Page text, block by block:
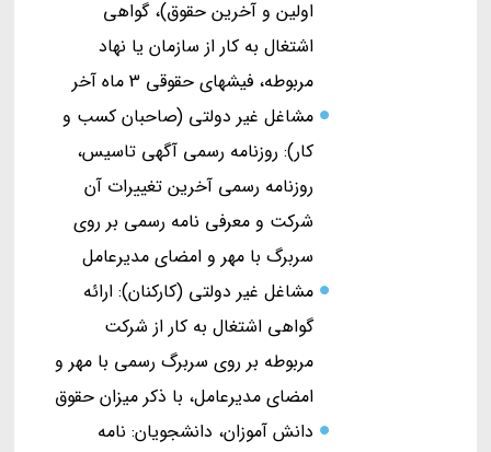
اولین و آخرین حقوق)، گواهی
اشتغال به کار از سازمان یا نهاد
مربوطه، فیشهای حقوقی 3 ماه آخر
مشاغل غیر دولتی (صاحبان کسب و
کار): روزنامه رسمی آگهی تاسیس،
روزنامه رسمی آخرین تغییرات آن
شرکت و معرفی نامه رسمی بر روی
سربرگ با مهر و امضای مدیرعامل
مشاغل غیر دولتی (کارکنان): ارائه
گواهی اشتغال به کار از شرکت
مربوطه بر روی سربرگ رسمی با مهر و
امضای مدیرعامل، با ذکر میزان حقوق
دانش آموزان، دانشجویان: نامه